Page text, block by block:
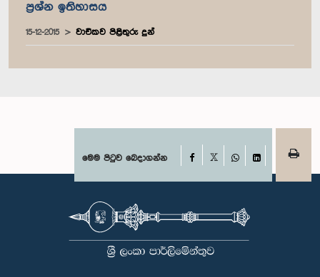
ප්‍රශ්න ඉතිහාසය
15-12-2015 වාචිකව පිළිතුරු දුන්
මෙම පිටුව බෙදාගන්න Facebook
WhatsAppLinkedIn